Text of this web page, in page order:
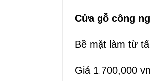
Cửa gỗ công
Bề mặt làm từ
Giá 1,700,000